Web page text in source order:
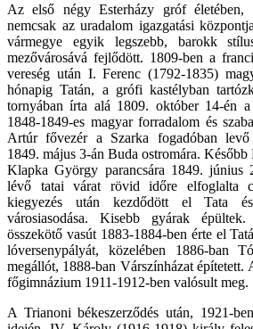
Az első négy Esterházy gróf életében,
nemcsak az uradalom igazgatási
vármegye egyik legszebb, barokk
mezővárosává fejlődött. 1809-ben a
vereség után I. Ferenc (1792-1835)
hónapig Tatán, a grófi kastélyban
tornyában írta alá 1809. október 14-én
1848-1849-es magyar forradalom és
Artúr fővezér a Szarka fogadóban levő
1849. május 3-án Buda ostromára.
Klapka György parancsára 1849. június
lévő tatai várat rövid időre elfoglalta
kiegyezés után kezdődött el Tata
városiasodása. Kisebb gyárak
összekötő vasút 1883-1884-ben érte el
lóversenypályát, közelében 1886-ban
megállót, 1888-ban Várszínházat építetett.
főgimnázium 1911-1912-ben valósult meg.
A Trianoni békeszerződés után, 1921-